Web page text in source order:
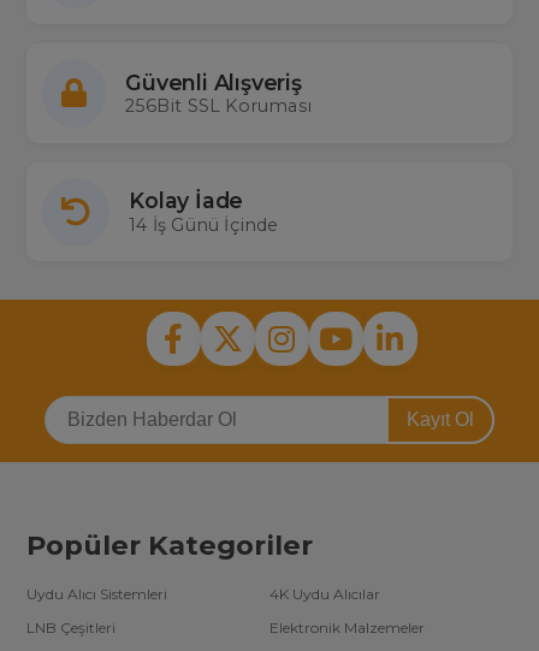
Güvenli Alışveriş
256Bit SSL Koruması
Kolay İade
14 İş Günü İçinde
Kayıt Ol
Popüler Kategoriler
Uydu Alıcı Sistemleri
4K Uydu Alıcılar
LNB Çeşitleri
Elektronik Malzemeler